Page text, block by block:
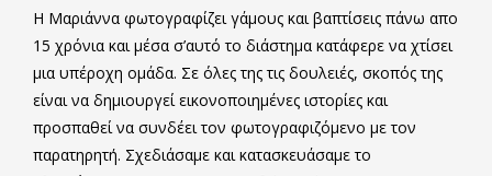
Η Μαριάννα φωτογραφίζει γάμους και βαπτίσεις πάνω απο
15 χρόνια και μέσα σ’αυτό το διάστημα κατάφερε να χτίσει
μια υπέροχη ομάδα. Σε όλες της τις δουλειές, σκοπός της
είναι να δημιουργεί εικονοποιημένες ιστορίες και
προσπαθεί να συνδέει τον φωτογραφιζόμενο με τον
παρατηρητή. Σχεδιάσαμε και κατασκευάσαμε το